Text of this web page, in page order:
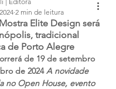
Elite Design será
tradicional
de Porto Alegre
2 min de leitura
de 19 de setembro
de 2024 A novidade
no Open House, evento